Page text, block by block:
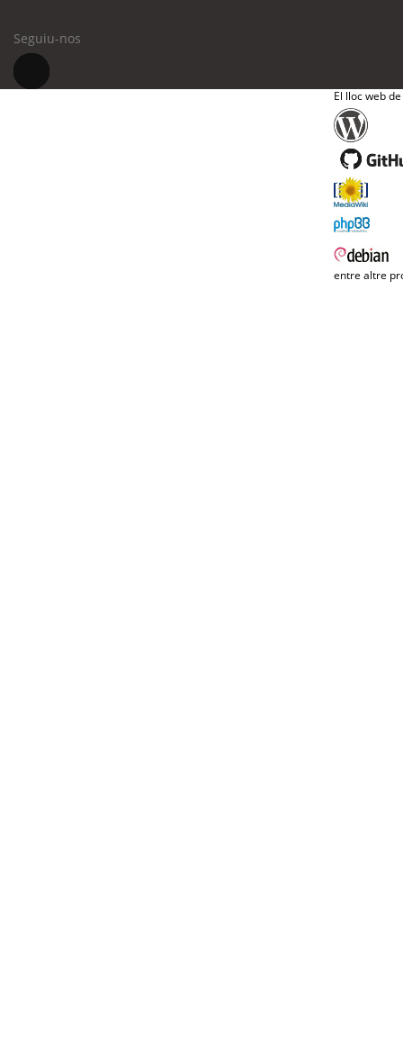
Seguiu-nos
El lloc web
entre altre